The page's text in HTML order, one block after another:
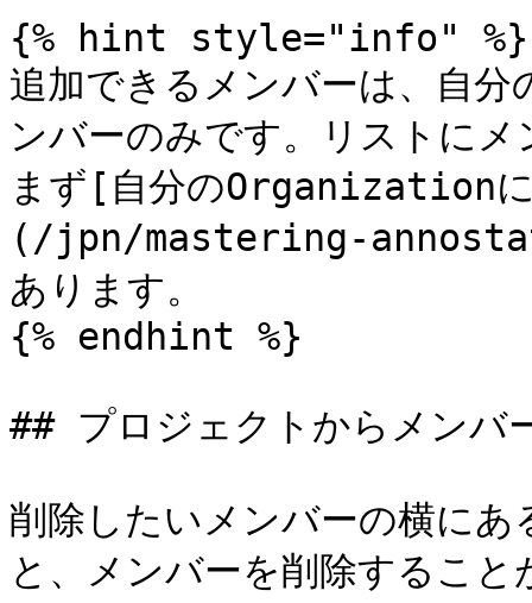
{% hint style="info" %}
追加できるメンバーは、自
ンバーのみです。リストに
まず[自分のOrganization
(/jpn/mastering-
あります。
{% endhint %}
## プロジェクトからメンバ
削除したいメンバーの横に